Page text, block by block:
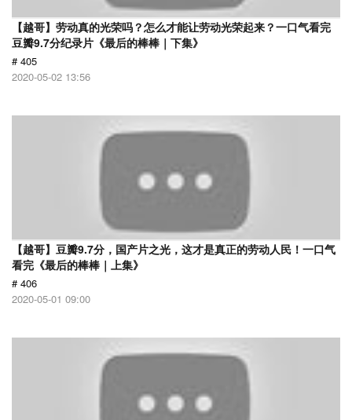
【越哥】劳动真的光荣吗？怎么才能让劳动光荣起来？一口气看完
豆瓣9.7分纪录片《最后的棒棒｜下集》
# 405
2020-05-02 13:56
【越哥】豆瓣9.7分，国产片之光，这才是真正的劳动人民！一口气
看完《最后的棒棒｜上集》
# 406
2020-05-01 09:00